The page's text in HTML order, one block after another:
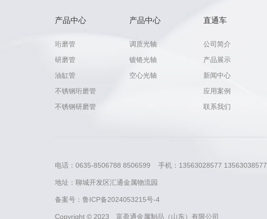
产品中心
珩磨管
研磨管
油缸管
不锈钢珩磨管
不锈钢研磨管
产品中心
调质光轴
镀铬光轴
空心光轴
直通车
公司简介
产品展示
新闻中心
应用案例
联系我们
电话：0635-8506788 8506599 手机：13563028577 13563038577
地址：聊城开发区汇通金属物流园
备案号： 鲁ICP备2024053215号-4
Copyright © 2023 富盈通金属制品（山东）有限公司